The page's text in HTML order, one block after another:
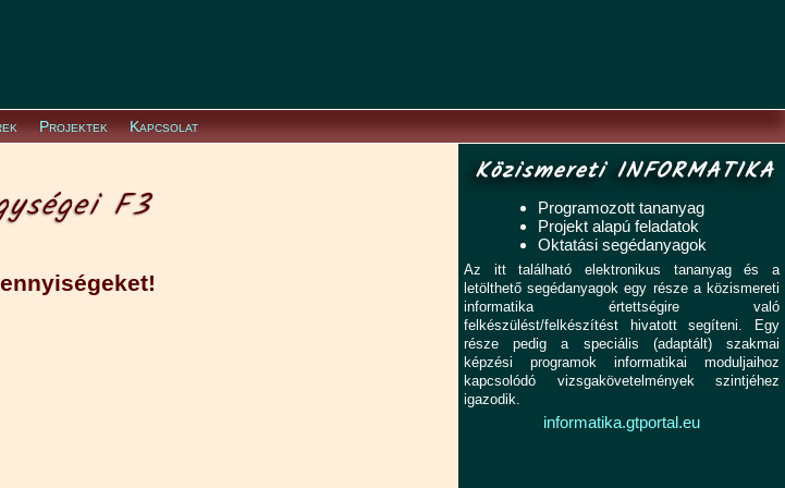
Projektek Kapcsolat
F3
Közismereti INFORMATIKA
Programozott tananyag
Projekt alapú feladatok
Oktatási segédanyagok
Az itt található elektronikus tananyag és a
letölthető segédanyagok egy része a közismereti
informatika értettségire való
felkészülést/felkészítést hivatott segíteni. Egy
része pedig a speciális (adaptált) szakmai
képzési programok informatikai moduljaihoz
kapcsolódó vizsgakövetelmények szintjéhez
igazodik.
informatika.gtportal.eu